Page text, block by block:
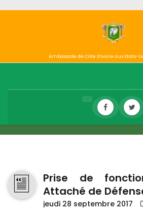
Ambassade de Côte D'Ivoire aux Etats-
Prise de
Attaché de
jeudi 28 septembre 2017